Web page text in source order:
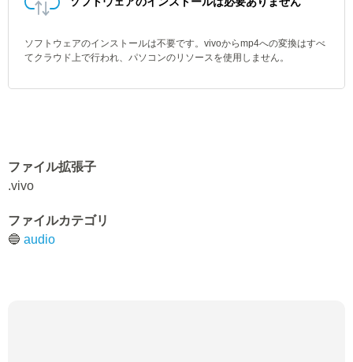
ソフトウェアのインストールは不要です。vivoからmp4への変換はすべ
てクラウド上で行われ、パソコンのリソースを使用しません。
ファイル拡張子
.vivo
ファイルカテゴリ
🔵 audio